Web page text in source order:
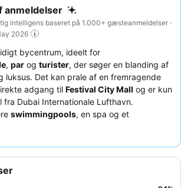
anmeldelser
intelligens baseret på 1.000+ gæsteanmeldelser ·
2026
bycentrum, ideelt for
, par og turister, der søger en blanding af
luksus. Det kan prale af en fremragende
adgang til Festival City Mall og er kun
fra Dubai Internationale Lufthavn.
swimmingpools, en spa og et
roser konsekvent det enestående
etage for en betagende udsigt over åen